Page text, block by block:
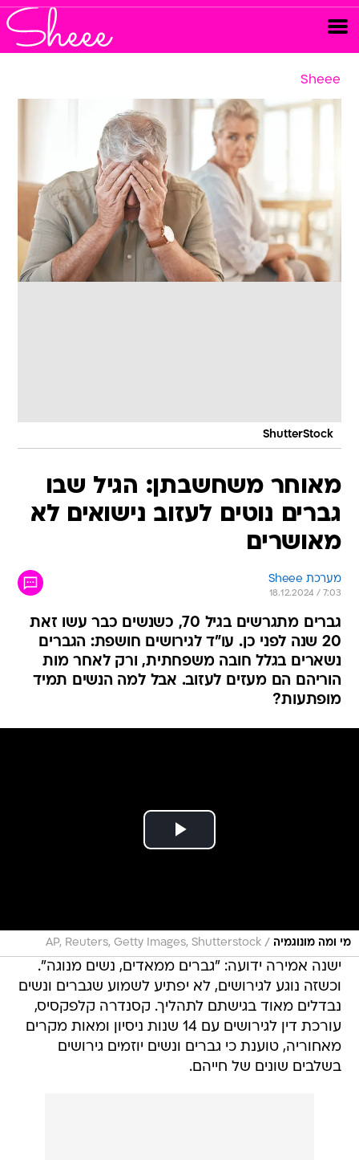
Sheee
ShutterStock
מאוחר משחשבתן: הגיל שבו
גברים נוטים לעזוב נישואים לא
מאושרים
מערכת Sheee
18.12.2024 / 7:03
גברים מתגרשים בגיל 70, כשנשים כבר עשו זאת
20 שנה לפני כן. עו"ד לגירושים חושפת: הגברים
נשארים בגלל חובה משפחתית, ורק לאחר מות
הוריהם הם מעזים לעזוב. אבל למה הנשים תמיד
מופתעות?
מי ומה מונוגמיה /
AP, Reuters, Getty Images, Shutterstock
ישנה אמירה ידועה: "גברים ממאדים, נשים מנוגה".
וכשזה נוגע לגירושים, לא יפתיע לשמוע שגברים ונשים
נבדלים מאוד בגישתם לתהליך. קסנדרה קלפקסיס,
עורכת דין לגירושים עם 14 שנות ניסיון ומאות מקרים
מאחוריה, טוענת כי גברים ונשים יוזמים גירושים
בשלבים שונים של חייהם.